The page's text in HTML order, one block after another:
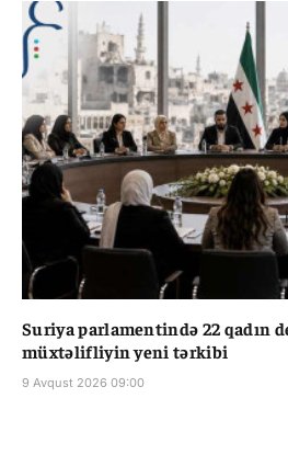
Suriya parlamentində 22 qadın
müxtəlifliyin yeni tərkibi
9 Avqust 2026 09:00